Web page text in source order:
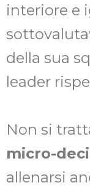
interiore e
della sua
leader
Non si
micro-
allenarsi